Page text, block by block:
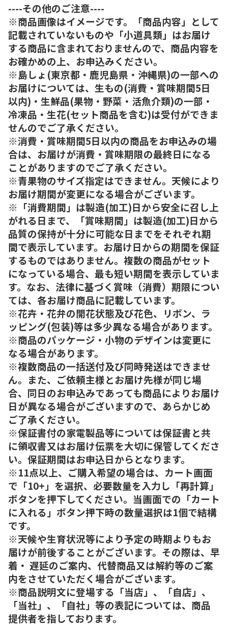
----その他のご注意----
※商品画像はイメージです。「商品内容」として
記載されていないものや「小道具類」はお届け
する商品に含まれておりませんので、商品内容を
お確かめの上、お申込みください。
※島しょ(東京都・鹿児島県・沖縄県)の一部への
お届けについては、生もの(消費・賞味期間5日
以内)・生鮮品(果物・野菜・活魚介類)の一部・
冷凍品・生花(セット商品を含む)は受付ができま
せんのでご了承ください。
※消費・賞味期間5日以内の商品をお申込みの場
合は、お届けが消費・賞味期限の最終日になる
ことがありますのでご了承ください。
※青果物のサイズ指定はできません。天候により
お届け期間が変更になる場合がございます。
※「消費期間」は製造(加工)日から安全に召し上
がれる日まで、「賞味期間」は製造(加工)日から
品質の保持が十分に可能な日までをそれぞれ期
間で表示しています。お届け日からの期間を保証
するものではありません。複数の商品がセット
になっている場合、最も短い期間を表示していま
す。なお、法律に基づく賞味（消費）期限につい
ては、各お届け商品に記載しています。
※花卉・花弁の開花状態及び花色、リボン、ラ
ッピング(包装)等は多少異なる場合があります。
※商品のパッケージ・小物のデザインは変更に
なる場合があります。
※複数商品の一括送付及び同時発送はできませ
ん。また、ご依頼主様とお届け先様が同じ場
合、同日のお申込みであっても商品によりお届け
日が異なる場合がございますので、あらかじめ
ご了承ください。
※保証書付の家電製品等については保証書と共
に領収書又はお届け伝票を大切に保管してくださ
い。保証期間はお申込日からとなります。
※11点以上、ご購入希望の場合は、カート画面
で「10+」を選択、必要数量を入力し「再計算」
ボタンを押下してください。当画面での「カート
に入れる」ボタン押下時の数量選択は1個で結構
です。
※天候や生育状況等により予定の時期よりもお
届けが前後することがございます。その際は、早
着・ 遅延のご案内、代替商品又は解約等のご案
内をさせていただく場合がございます。
※商品説明文に登場する「当店」、「自店」、
「当社」、「自社」等の表記については、商品
提供者を指しております。